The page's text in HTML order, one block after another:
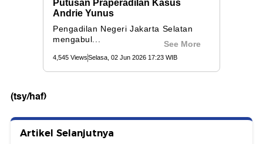
(tsy/haf)
Artikel Selanjutnya